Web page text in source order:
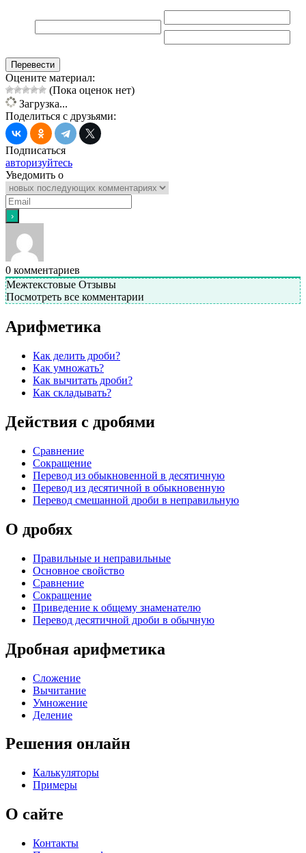
Перевести
Оцените материал:
(Пока оценок нет)
Загрузка...
Поделиться с друзьями:
Подписаться
авторизуйтесь
Уведомить о
0 комментариев
Межтекстовые Отзывы
Посмотреть все комментарии
Арифметика
Как делить дроби?
Как умножать?
Как вычитать дроби?
Как складывать?
Действия с дробями
Сравнение
Сокращение
Перевод из обыкновенной в десятичную
Перевод из десятичной в обыкновенную
Перевод смешанной дроби в неправильную
О дробях
Правильные и неправильные
Основное свойство
Сравнение
Сокращение
Приведение к общему знаменателю
Перевод десятичной дроби в обычную
Дробная арифметика
Сложение
Вычитание
Умножение
Деление
Решения онлайн
Калькуляторы
Примеры
О сайте
Контакты